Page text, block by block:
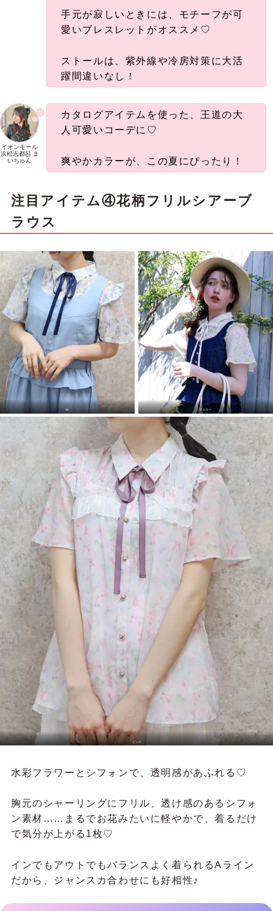
手元が寂しいときには、モチーフが可
愛いブレスレットがオススメ♡
ストールは、紫外線や冷房対策に大活
躍間違いなし！
イオンモール
浜松志都呂 ま
いちゅん
カタログアイテムを使った、王道の大
人可愛いコーデに♡
爽やかカラーが、この夏にぴったり！
注目アイテム④花柄フリルシアーブ
ラウス
白 イエロー
ピンク
水彩フラワーとシフォンで、透明感があふれる♡
胸元のシャーリングにフリル、透け感のあるシフォ
ン素材……まるでお花みたいに軽やかで、着るだけ
で気分が上がる1枚♡
インでもアウトでもバランスよく着られるAライン
だから、ジャンスカ合わせにも好相性♪